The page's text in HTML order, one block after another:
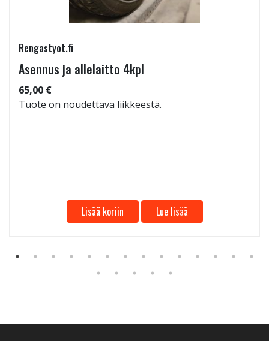
Rengastyot.fi
Asennus ja allelaitto 4kpl
65,00 €
Tuote on noudettava liikkeestä.
Lisää koriin Lue lisää